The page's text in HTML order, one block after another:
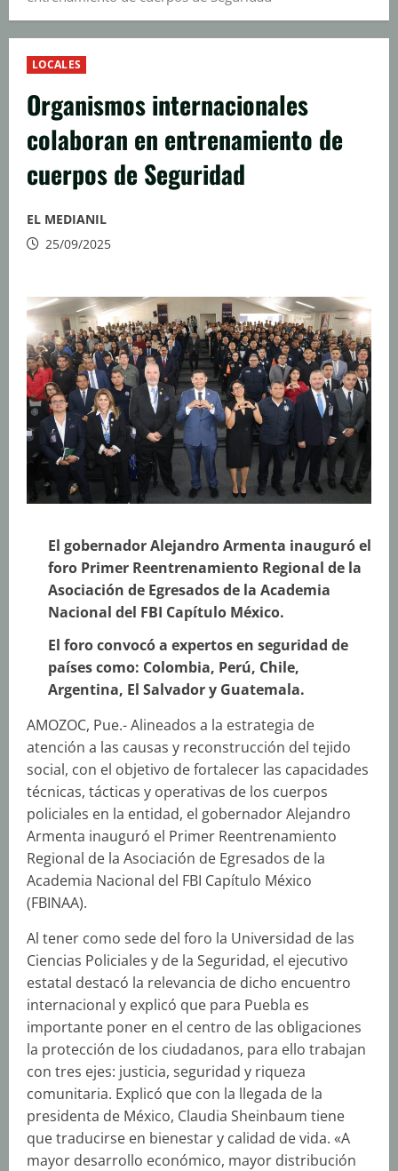
LOCALES
Organismos internacionales
colaboran en entrenamiento de
cuerpos de Seguridad
EL MEDIANIL
25/09/2025
El gobernador Alejandro Armenta inauguró el
foro Primer Reentrenamiento Regional de la
Asociación de Egresados de la Academia
Nacional del FBI Capítulo México.
El foro convocó a expertos en seguridad de
países como: Colombia, Perú, Chile,
Argentina, El Salvador y Guatemala.
AMOZOC, Pue.- Alineados a la estrategia de
atención a las causas y reconstrucción del tejido
social, con el objetivo de fortalecer las capacidades
técnicas, tácticas y operativas de los cuerpos
policiales en la entidad, el gobernador Alejandro
Armenta inauguró el Primer Reentrenamiento
Regional de la Asociación de Egresados de la
Academia Nacional del FBI Capítulo México
(FBINAA).
Al tener como sede del foro la Universidad de las
Ciencias Policiales y de la Seguridad, el ejecutivo
estatal destacó la relevancia de dicho encuentro
internacional y explicó que para Puebla es
importante poner en el centro de las obligaciones
la protección de los ciudadanos, para ello trabajan
con tres ejes: justicia, seguridad y riqueza
comunitaria. Explicó que con la llegada de la
presidenta de México, Claudia Sheinbaum tiene
que traducirse en bienestar y calidad de vida. «A
mayor desarrollo económico, mayor distribución